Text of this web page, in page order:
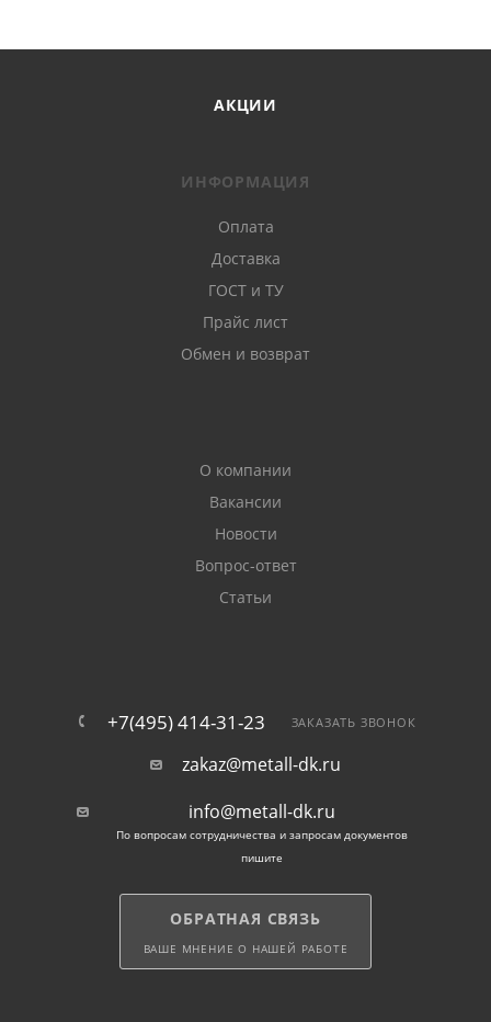
АКЦИИ
ИНФОРМАЦИЯ
Оплата
Доставка
ГОСТ и ТУ
Прайс лист
Обмен и возврат
О компании
Вакансии
Новости
Вопрос-ответ
Статьи
+7(495) 414-31-23 ЗАКАЗАТЬ ЗВОНОК
zakaz@metall-dk.ru
info@metall-dk.ru
По вопросам сотрудничества и запросам документов
пишите
ОБРАТНАЯ СВЯЗЬ
ВАШЕ МНЕНИЕ О НАШЕЙ РАБОТЕ